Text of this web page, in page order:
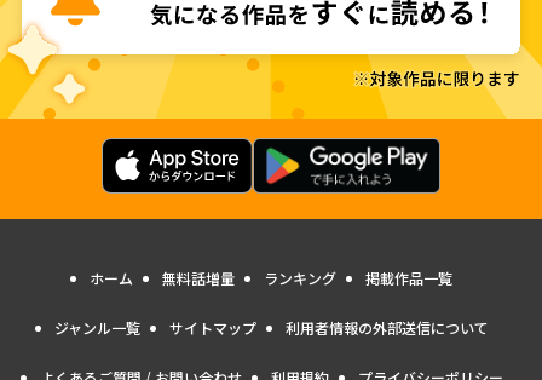
ホーム 無料話増量 ランキング 掲載作品一覧
ジャンル一覧 サイトマップ 利用者情報の外部送信について